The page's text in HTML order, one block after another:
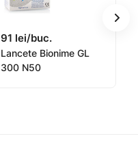
91 lei/buc.
Lancete Bionime GL
300 N50